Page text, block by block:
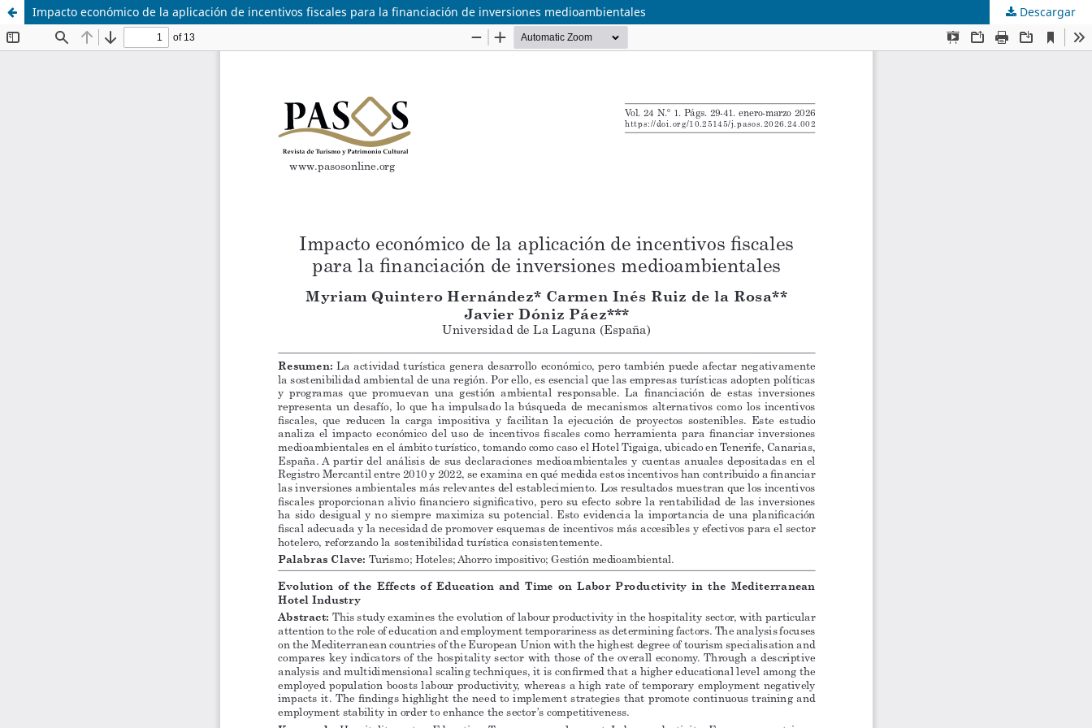
Impacto económico de la aplicación de incentivos fiscales para la financiación de inversiones medioambientales Descargar